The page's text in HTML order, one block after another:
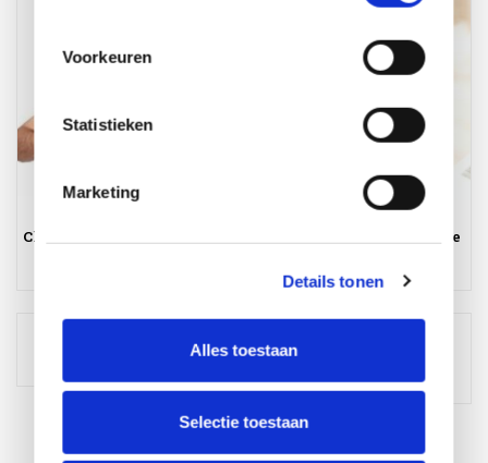
Voorkeuren
Statistieken
Marketing
Details tonen
Alles toestaan
Selectie toestaan
Chauffeur Tuinmeubelen -
Fulltime klantenservice
Service medewerker